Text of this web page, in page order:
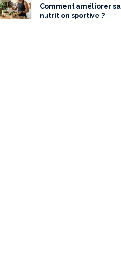
Comment améliorer sa
nutrition sportive ?